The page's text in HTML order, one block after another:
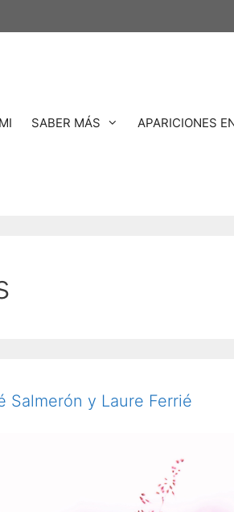
SABER MÁS APARICIONES
Salmerón y Laure Ferrié